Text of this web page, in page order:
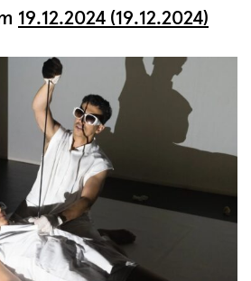
19.12.2024 (19.12.2024)